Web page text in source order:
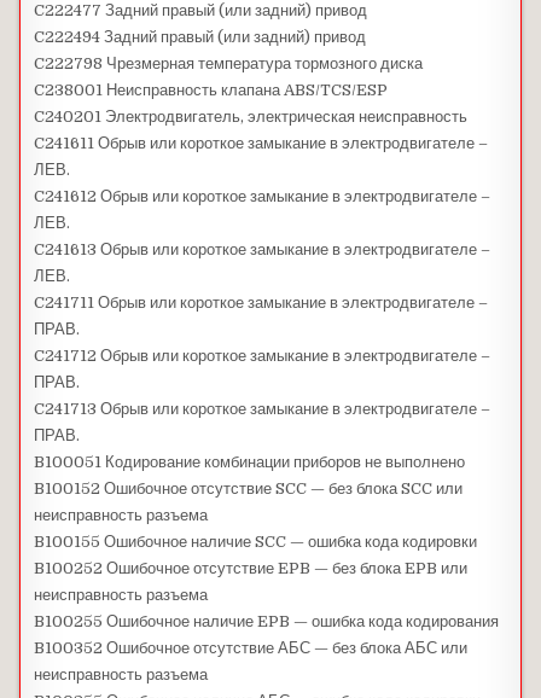
C222477 Задний правый (или задний) привод
C222494 Задний правый (или задний) привод
C222798 Чрезмерная температура тормозного диска
C238001 Неисправность клапана ABS/TCS/ESP
C240201 Электродвигатель, электрическая неисправность
C241611 Обрыв или короткое замыкание в электродвигателе –
ЛЕВ.
C241612 Обрыв или короткое замыкание в электродвигателе –
ЛЕВ.
C241613 Обрыв или короткое замыкание в электродвигателе –
ЛЕВ.
C241711 Обрыв или короткое замыкание в электродвигателе –
ПРАВ.
C241712 Обрыв или короткое замыкание в электродвигателе –
ПРАВ.
C241713 Обрыв или короткое замыкание в электродвигателе –
ПРАВ.
B100051 Кодирование комбинации приборов не выполнено
B100152 Ошибочное отсутствие SCC — без блока SCC или
неисправность разъема
B100155 Ошибочное наличие SCC — ошибка кода кодировки
B100252 Ошибочное отсутствие EPB — без блока EPB или
неисправность разъема
B100255 Ошибочное наличие EPB — ошибка кода кодирования
B100352 Ошибочное отсутствие АБС — без блока АБС или
неисправность разъема